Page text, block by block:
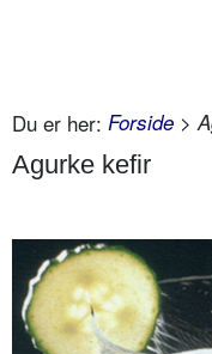
Du er her: Forside >
Agurke kefir